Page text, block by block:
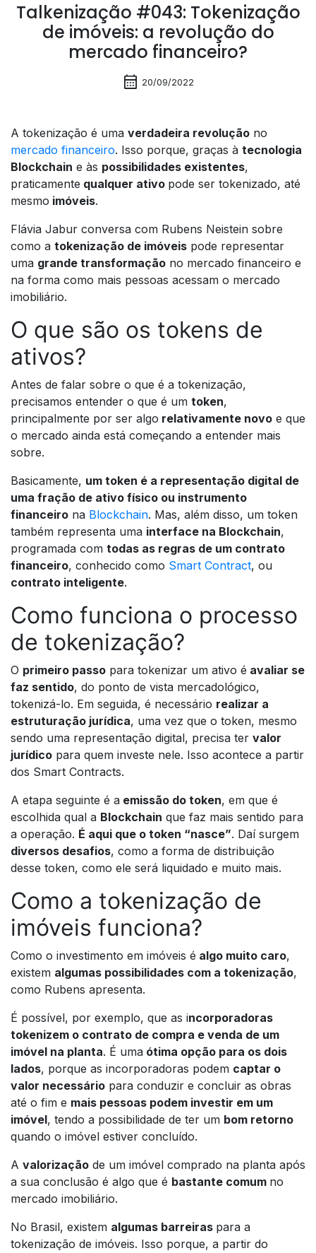
Talkenização #043: Tokenização
de imóveis: a revolução do
mercado financeiro?
calendar_month 20/09/2022
A tokenização é uma verdadeira revolução no
mercado financeiro. Isso porque, graças à tecnologia
Blockchain e às possibilidades existentes,
praticamente qualquer ativo pode ser tokenizado, até
mesmo imóveis.
Flávia Jabur conversa com Rubens Neistein sobre
como a tokenização de imóveis pode representar
uma grande transformação no mercado financeiro e
na forma como mais pessoas acessam o mercado
imobiliário.
O que são os tokens de
ativos?
Antes de falar sobre o que é a tokenização,
precisamos entender o que é um token,
principalmente por ser algo relativamente novo e que
o mercado ainda está começando a entender mais
sobre.
Basicamente, um token é a representação digital de
uma fração de ativo físico ou instrumento
financeiro na Blockchain. Mas, além disso, um token
também representa uma interface na Blockchain,
programada com todas as regras de um contrato
financeiro, conhecido como Smart Contract, ou
contrato inteligente.
Como funciona o processo
de tokenização?
O primeiro passo para tokenizar um ativo é avaliar se
faz sentido, do ponto de vista mercadológico,
tokenizá-lo. Em seguida, é necessário realizar a
estruturação jurídica, uma vez que o token, mesmo
sendo uma representação digital, precisa ter valor
jurídico para quem investe nele. Isso acontece a partir
dos Smart Contracts.
A etapa seguinte é a emissão do token, em que é
escolhida qual a Blockchain que faz mais sentido para
a operação. É aqui que o token “nasce”. Daí surgem
diversos desafios, como a forma de distribuição
desse token, como ele será liquidado e muito mais.
Como a tokenização de
imóveis funciona?
Como o investimento em imóveis é algo muito caro,
existem algumas possibilidades com a tokenização,
como Rubens apresenta.
É possível, por exemplo, que as incorporadoras
tokenizem o contrato de compra e venda de um
imóvel na planta. É uma ótima opção para os dois
lados, porque as incorporadoras podem captar o
valor necessário para conduzir e concluir as obras
até o fim e mais pessoas podem investir em um
imóvel, tendo a possibilidade de ter um bom retorno
quando o imóvel estiver concluído.
A valorização de um imóvel comprado na planta após
a sua conclusão é algo que é bastante comum no
mercado imobiliário.
No Brasil, existem algumas barreiras para a
tokenização de imóveis. Isso porque, a partir do